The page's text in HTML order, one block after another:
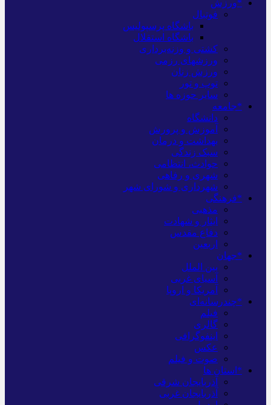
*ورزش
فوتبال
باشگاه پرسپولیس
باشگاه استقلال
کشتی و وزنه‌برداری
ورزشهای رزمی
ورزش زنان
توپ و تور
سایر حوزه ها
*جامعه
دانشگاه
آموزش و پرورش
بهداشت و درمان
سبک زندگی
حوادث، انتظامی
شهری و رفاهی
شهرداری و شورای شهر
*فرهنگی
مذهبی
ایثار و شهادت
دفاع مقدس
اربعین
*جهان
بین الملل
آسیای غربی
آمریکا و اروپا
*چندرسانه‌ای
فیلم
گالری
اینفوگرافی
عکس
صوت و فیلم
*استان ها
آذربایجان شرقی
آذربایجان غربی